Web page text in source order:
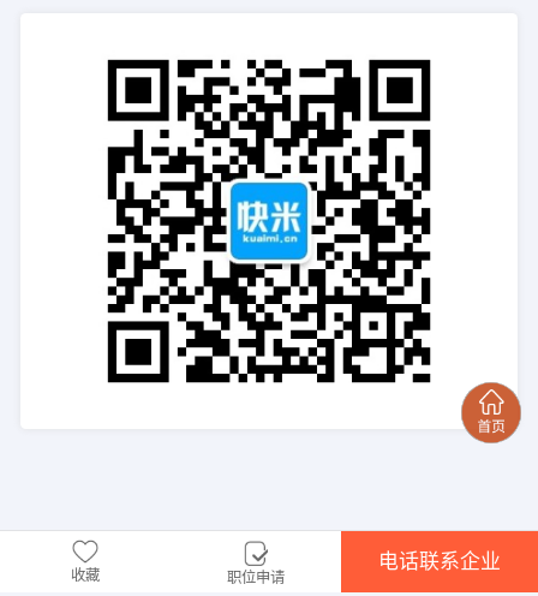
收藏 职位申请
电话联系企业